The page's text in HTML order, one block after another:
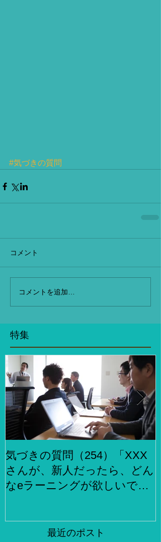
#気づきの質問
コメント
コメントを追加…
特集
気づきの質問（254）「XXX
さんが、新人だったら、どん
なeラーニングが欲しいです
のですか？」最近のポスト